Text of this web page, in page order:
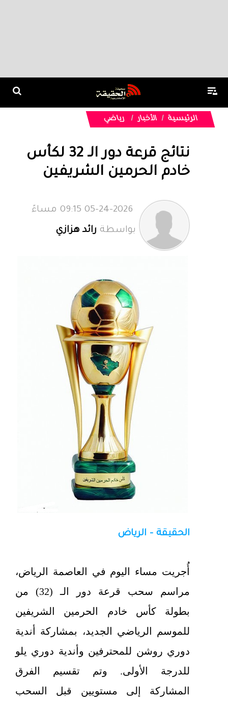
الرئيسية الأخبار رياضي
نتائج قرعة دور الـ 32 لكأس
خادم الحرمين الشريفين
بواسطة رائد هزازي
الحقيقة - الرياض
أُجريت مساء اليوم في العاصمة الرياض،
مراسم سحب قرعة دور الـ (32) من
بطولة كأس خادم الحرمين الشريفين
للموسم الرياضي الجديد، بمشاركة أندية
دوري روشن للمحترفين وأندية دوري يلو
للدرجة الأولى. وتم تقسيم الفرق
المشاركة إلى مستويين قبل السحب